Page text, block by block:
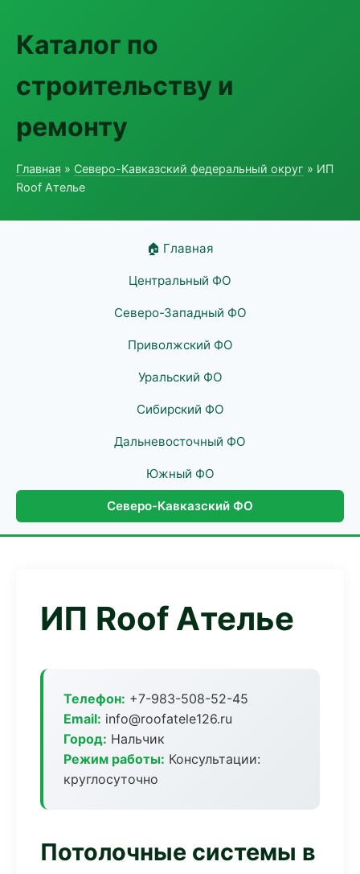
Каталог по
строительству и
ремонту
Главная » Северо-Кавказский федеральный округ » ИП
Roof Ателье
🏠 Главная
Центральный ФО
Северо-Западный ФО
Приволжский ФО
Уральский ФО
Сибирский ФО
Дальневосточный ФО
Южный ФО
Северо-Кавказский ФО
ИП Roof Ателье
Телефон: +7-983-508-52-45
Email: info@roofatele126.ru
Город: Нальчик
Режим работы: Консультации:
круглосуточно
Потолочные системы в